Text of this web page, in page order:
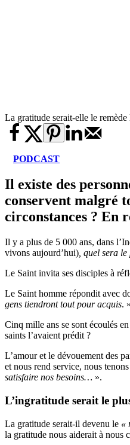
La gratitude serait-elle le
PODCAST
Il existe des
conservent malgré
circonstances ? En
Il y a plus de 5 000 ans, dans
vivons aujourd’hui) quel sera le
Le Saint invita ses disciples à
Le Saint homme répondit avec
gens tiendront tout pour acquis. »
Cinq mille ans se sont écoulés
saints l’avaient prédit ?
L’amour et le dévouement des
et nous rend service, nous
satisfaire nos besoins… ».
L’ingratitude serait le
La gratitude serait-il devenu le «
la gratitude nous aiderait à nous